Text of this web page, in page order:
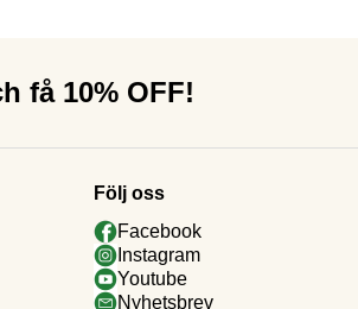
få 10% OFF!
Följ oss
Facebook
Instagram
Youtube
Nyhetsbrev